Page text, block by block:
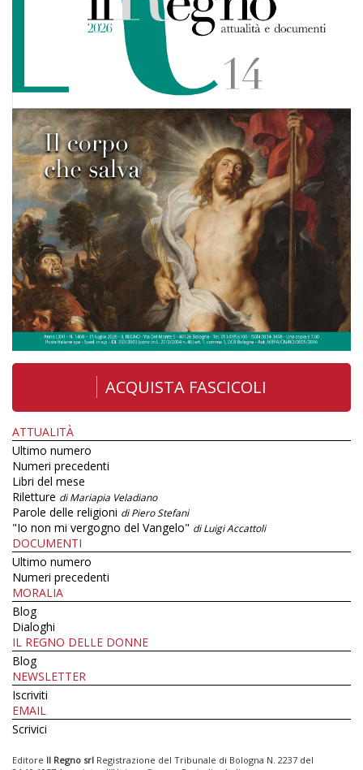
ACQUISTA FASCICOLI
ATTUALITÀ
Ultimo numero
Numeri precedenti
Libri del mese
Riletture di Mariapia Veladiano
Parole delle religioni di Piero Stefani
"Io non mi vergogno del Vangelo" di Luigi Accattoli
DOCUMENTI
Ultimo numero
Numeri precedenti
MORALIA
Blog
Dialoghi
IL REGNO DELLE DONNE
Blog
NEWSLETTER
Iscriviti
EMAIL
Scrivici
Editore Il Regno srl Registrazione del Tribunale di Bologna N. 2237 del